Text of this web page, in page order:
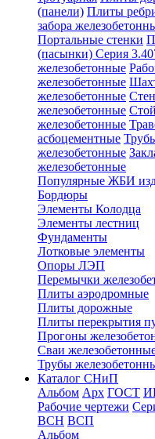
(панели) Плиты
забора
Портальные стенки
(пасынки) Серия
железобетонные
железобетонные
железобетонные
железобетонные
железобетонные
асбоцементные
железобетонные
железобетонные
Популярные ЖБИ
Бордюры
Элементы Колодца
Элементы лестниц
Фундаменты
Лотковые элементы
Опоры ЛЭП
Перемычки
Плиты аэродромные
Плиты дорожные
Плиты перекрытия
Прогоны
Сваи
Трубы
Каталог СНиП
Альбом Арх ГОСТ
Рабочие чертежи
ВСН ВСП
Альбом